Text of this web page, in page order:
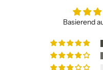
Basierend